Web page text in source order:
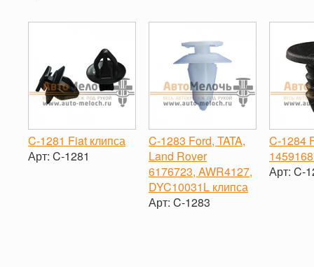
-
+
C-1281 Fiat клипса
Арт: C-1281
C-1283 Ford, TATA,
Land Rover
6176723, AWR4127,
DYC10031L клипса
Арт: C-1283
C-1284
Арт: C-